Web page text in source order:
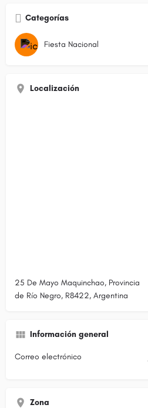
Categorías
Fiesta Nacional
Localización
25 De Mayo Maquinchao, Provincia
de Río Negro, R8422, Argentina
Información general
Correo electrónico
Zona